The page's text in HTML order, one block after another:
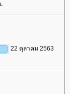
.
22 ตุลาคม 2563